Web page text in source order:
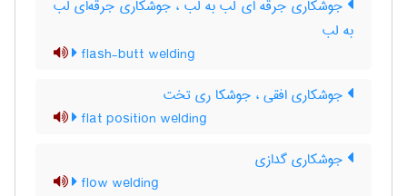
جوشکاری جرقه ای لب به لب ، جوشکاری جرقّه‌ای لب
به لب
flash-butt welding
جوشکاری افقی ، جوشکا ری تخت
flat position welding
جوشکاری گدازی
flow welding